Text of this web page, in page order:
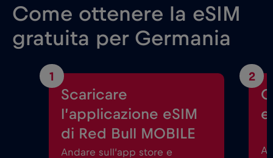
Come ottenere la eSIM
gratuita per Germania
1
Scaricare
l’applicazione eSIM
di Red Bull MOBILE
Andare sull’app store e
2